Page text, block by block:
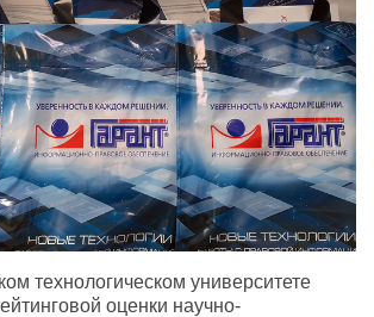
технологическом университете
оценки научно-